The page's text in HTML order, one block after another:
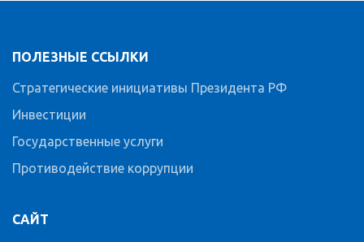
ПОЛЕЗНЫЕ ССЫЛКИ
Стратегические инициативы Президента РФ
Инвестиции
Государственные услуги
Противодействие коррупции
САЙТ